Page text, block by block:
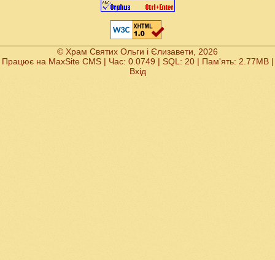
© Храм Святих Ольги і Єлизавети, 2026
Працює на MaxSite CMS| Час: 0.0749 | SQL: 20 | Пам'ять: 2.77MB|
Вхід